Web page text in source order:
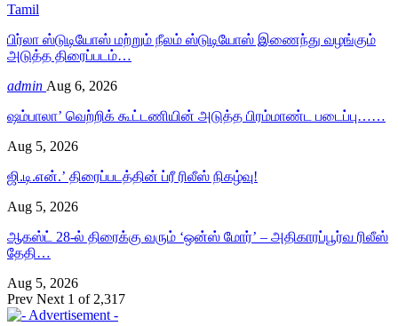
Tamil
பிர்லா ஸ்டுடியோஸ் மற்றும் நீலம் ஸ்டுடியோஸ் இணைந்து வழங்கும்
அடுத்த திரைப்படம்…
admin Aug 6, 2026
ஷம்பாலா’ வெற்றிக் கூட்டணியின் அடுத்த பிரம்மாண்ட படைப்பு……
Aug 5, 2026
ஜி.டி.என்.’ திரைப்படத்தின் ப்ரீ ரிலீஸ் நிகழ்வு!
Aug 5, 2026
ஆகஸ்ட் 28-ல் திரைக்கு வரும் ‘ஒன்ஸ் மோர்’ – அதிகாரப்பூர்வ ரிலீஸ்
தேதி…
Aug 5, 2026
Prev Next 1 of 2,317